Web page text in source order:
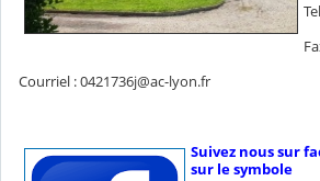
Courriel : 0421736j@ac-lyon.fr
Suivez nous sur
sur le symbole